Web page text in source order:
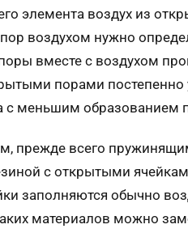
элемента воздух из
воздухом нужно
вместе с воздухом
порами
с меньшим образованием
прежде всего
с открытыми
заполняются обычно
материалов можно